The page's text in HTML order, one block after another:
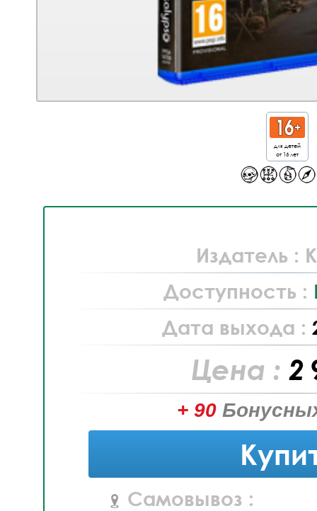
для детей
от 16 лет
Издатель :
Доступность :
Дата выхода :
Цена : 2
+ 90
Самовывоз :